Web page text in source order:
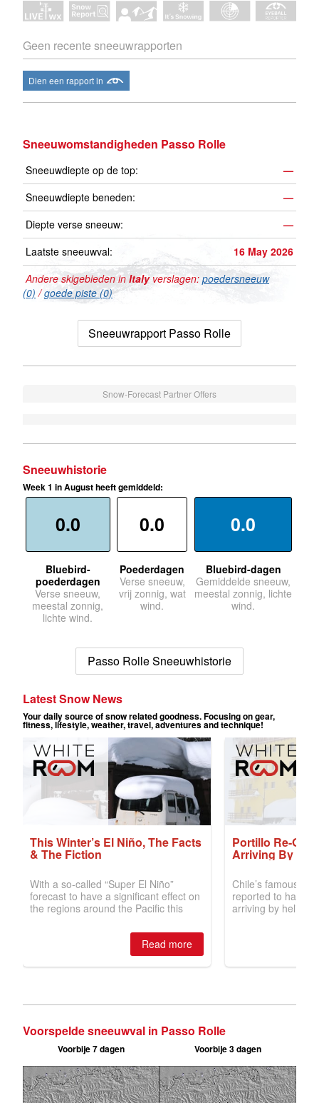
Geen recente sneeuwrapporten
Dien een rapport in
Sneeuwomstandigheden Passo Rolle
Sneeuwdiepte op de top:
—
Sneeuwdiepte beneden:
—
Diepte verse sneeuw:
—
Laatste sneeuwval:
16 May 2026
Andere skigebieden in Italyverslagen: poedersneeuw
(0) /goede piste (0)
Sneeuwrapport Passo Rolle
Snow-Forecast Partner Offers
Sneeuwhistorie
Week 1 in August heeft gemiddeld:
0.0
Bluebird-
poederdagen
Verse sneeuw,
meestal zonnig,
lichte wind.
0.0
Poederdagen
Verse sneeuw,
vrij zonnig, wat
wind.
0.0
Bluebird-dagen
Gemiddelde sneeuw,
meestal zonnig, lichte
wind.
Passo Rolle Sneeuwhistorie
Voorspelde sneeuwval in Passo Rolle
Voorbije 7 dagen Voorbije 3 dagen